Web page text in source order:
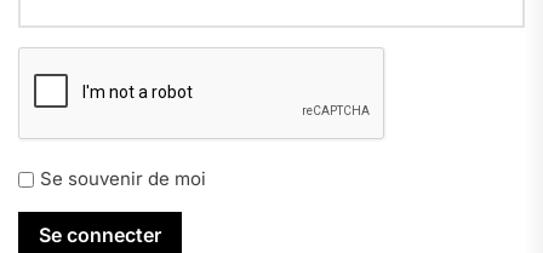
Se souvenir de moi